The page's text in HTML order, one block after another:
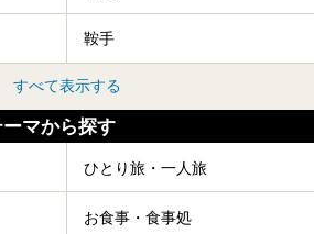
鞍手
すべて表示する
マから探す
ひとり旅・一人旅
お食事・食事処